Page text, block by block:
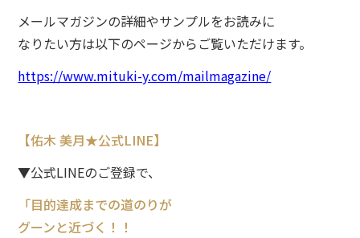
メールマガジンの詳細やサンプルをお読みに
なりたい方は以下のページからご覧いただけます。
https://www.mituki-y.com/mailmagazine/
【佑木 美月★公式LINE】
▼公式LINEのご登録で、
「目的達成までの道のりが
グーンと近づく！！